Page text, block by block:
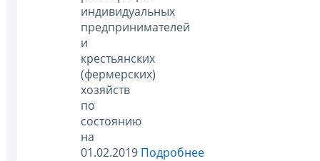
индивидуальных
предпринимателей
и
крестьянских
(фермерских)
хозяйств
по
состоянию
на
01.02.2019 Подробнее